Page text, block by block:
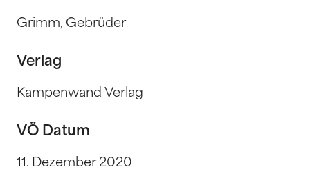
Grimm, Gebrüder
Verlag
Kampenwand Verlag
VÖ Datum
11. Dezember 2020